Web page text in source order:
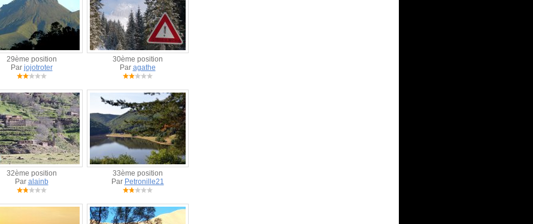
29ème position
Par jojotroter
30ème position
Par agathe
32ème position
Par alainb
33ème position
Par Petronille21